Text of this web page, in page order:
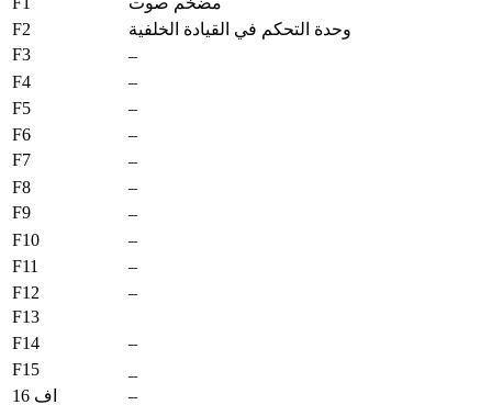
F2
وحدة التحكم في القيادة الخلفية
F3
–
F4
–
F5
–
F6
–
F7
–
F8
–
F9
–
F10
–
F11
–
F12
–
F13
F14
–
F15
اف 16
–